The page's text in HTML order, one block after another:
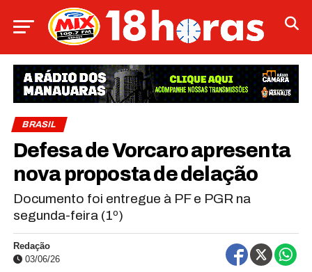
BRASIL
Defesa de Vorcaro apresenta
nova proposta de delação
Documento foi entregue à PF e PGR na
segunda-feira (1º)
Redação
03/06/26